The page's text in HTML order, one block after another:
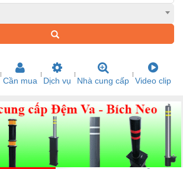
Cần mua Dịch vụ Nhà cung cấp Video clip